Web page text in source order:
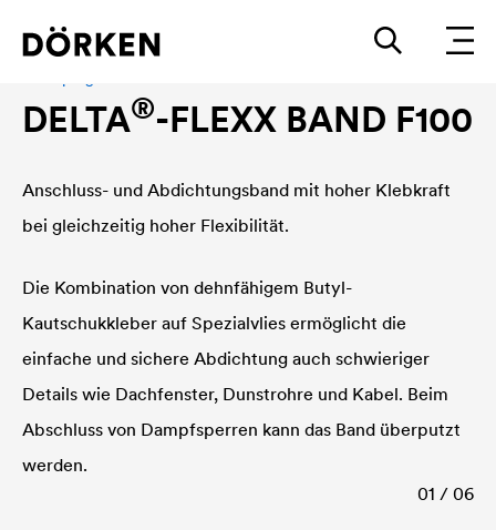
DELTA®-FLEXX BAND F100
Anschluss- und Abdichtungsband mit hoher Klebkraft
bei gleichzeitig hoher Flexibilität.
Die Kombination von dehnfähigem Butyl-
Kautschukkleber auf Spezialvlies ermöglicht die
einfache und sichere Abdichtung auch schwieriger
Details wie Dachfenster, Dunstrohre und Kabel. Beim
Abschluss von Dampfsperren kann das Band überputzt
werden.
01 / 06